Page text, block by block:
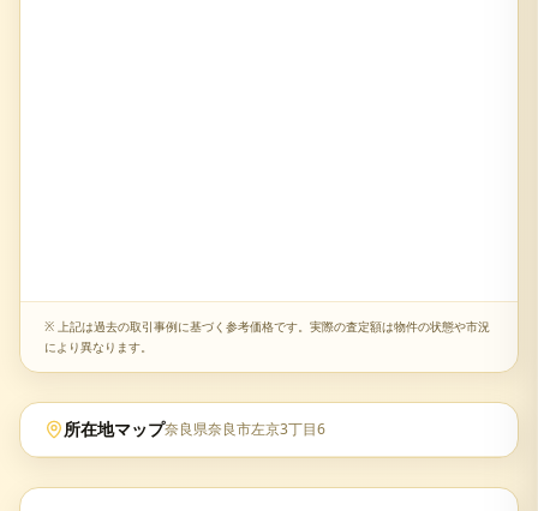
※ 上記は過去の取引事例に基づく参考価格です。実際の査定額は物件の状態や市況
により異なります。
所在地マップ奈良県奈良市左京3丁目6